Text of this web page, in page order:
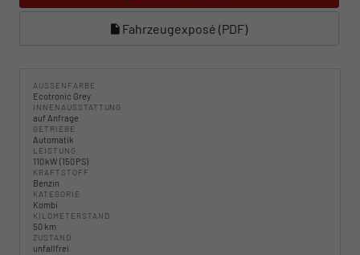
Fahrzeugexposé (PDF)
AUSSENFARBE
Ecotronic Grey
INNENAUSSTATTUNG
auf Anfrage
GETRIEBE
Automatik
LEISTUNG
110 kW (150 PS)
KRAFTSTOFF
Benzin
KATEGORIE
Kombi
KILOMETERSTAND
50 km
ZUSTAND
unfallfrei